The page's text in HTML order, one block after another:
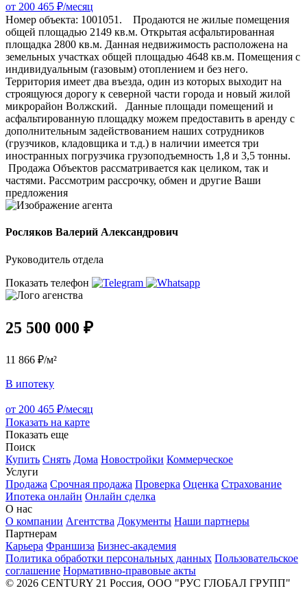
от 200 465 ₽/месяц
Номер объекта: 1001051. Продаются не жилые помещения
общей площадью 2149 кв.м. Открытая асфальтированная
площадка 2800 кв.м. Данная недвижимость расположена на
земельных участках общей площадью 4648 кв.м. Помещения с
индивидуальным (газовым) отоплением и без него.
Территория имеет два въезда, один из которых выходит на
строящуюся дорогу к северной части города и новый жилой
микрорайон Волжский. ​​​​​​​ Данные площади помещений и
асфальтированную площадку можем предоставить в аренду с
дополнительным задействованием наших сотрудников
(грузчиков, кладовщика и т.д.) в наличии имеется три
иностранных погрузчика грузоподъемность 1,8 и 3,5 тонны.
Продажа Объектов рассматривается как целиком, так и
частями. Рассмотрим рассрочку, обмен и другие Ваши
предложения
Росляков Валерий Александрович
Руководитель отдела
Показать телефон
25 500 000 ₽
11 866 ₽/м²
В ипотеку
от 200 465 ₽/месяц
Показать на карте
Показать еще
Поиск
Купить Снять Дома Новостройки Коммерческое
Услуги
Продажа Срочная продажа Проверка Оценка Страхование
Ипотека онлайн Онлайн сделка
О нас
О компании Агентства Документы Наши партнеры
Партнерам
Карьера Франшиза Бизнес-академия
Политика обработки персональных данных Пользовательское
соглашение Нормативно-правовые акты
© 2026 CENTURY 21 Россия, ООО "РУС ГЛОБАЛ ГРУПП"